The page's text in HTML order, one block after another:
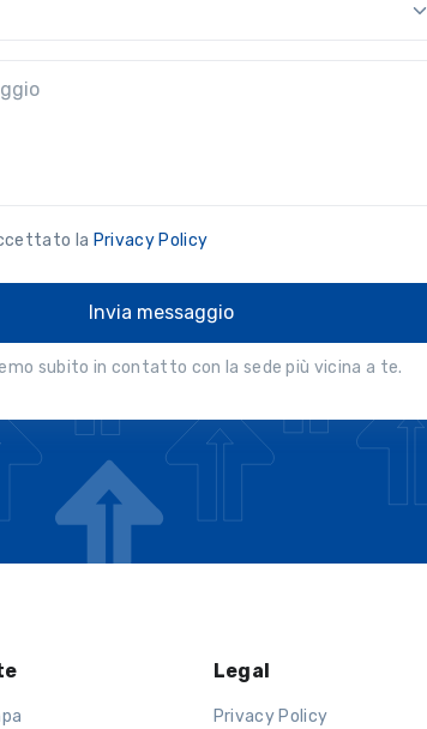
la Privacy Policy
Invia messaggio
subito in contatto con la sede più vicina a te.
Legal
Privacy Policy